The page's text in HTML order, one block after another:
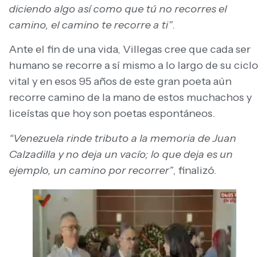
diciendo algo así como que tú no recorres el
camino, el camino te recorre a ti”.
Ante el fin de una vida, Villegas cree que cada ser
humano se recorre a sí mismo a lo largo de su ciclo
vital y en esos 95 años de este gran poeta aún
recorre camino de la mano de estos muchachos y
liceístas que hoy son poetas espontáneos.
“Venezuela rinde tributo a la memoria de Juan
Calzadilla y no deja un vacío; lo que deja es un
ejemplo, un camino por recorrer”, finalizó.